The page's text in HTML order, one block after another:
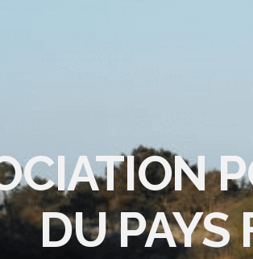
DU PAYS